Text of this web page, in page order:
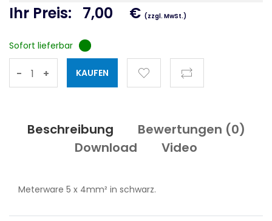
Ihr Preis: 7,00 € (zzgl. MwSt.)
Sofort lieferbar
- +
Beschreibung Bewertungen (0)
Download
Video
Meterware 5 x 4mm² in schwarz.